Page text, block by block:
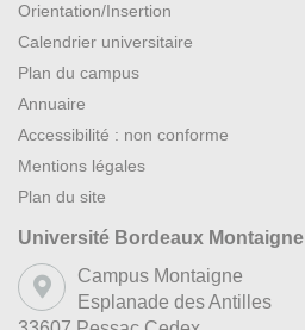
Orientation/Insertion
Calendrier universitaire
Plan du campus
Annuaire
Accessibilité : non conforme
Mentions légales
Plan du site
Université Bordeaux Montaigne
Campus Montaigne
Esplanade des Antilles